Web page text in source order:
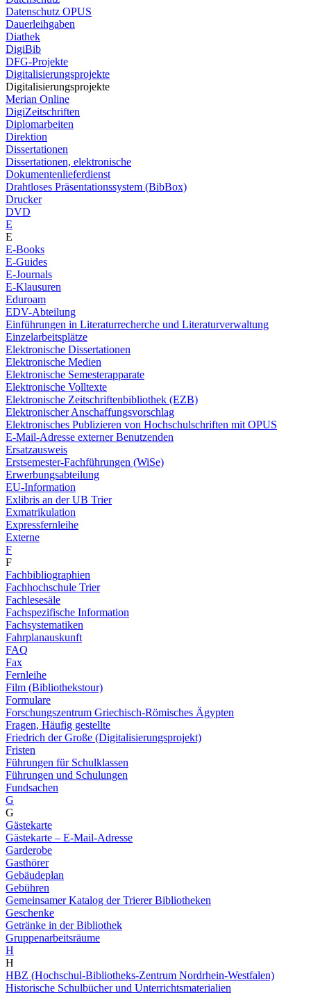
Datenschutz OPUS
Dauerleihgaben
Diathek
DigiBib
DFG-Projekte
Digitalisierungsprojekte
Digitalisierungsprojekte
Merian Online
DigiZeitschriften
Diplomarbeiten
Direktion
Dissertationen
Dissertationen, elektronische
Dokumentenlieferdienst
Drahtloses Präsentationssystem (BibBox)
Drucker
DVD
E
E
E-Books
E-Guides
E-Journals
E-Klausuren
Eduroam
EDV-Abteilung
Einführungen in Literaturrecherche und Literaturverwaltung
Einzelarbeitsplätze
Elektronische Dissertationen
Elektronische Medien
Elektronische Semesterapparate
Elektronische Volltexte
Elektronische Zeitschriftenbibliothek (EZB)
Elektronischer Anschaffungsvorschlag
Elektronisches Publizieren von Hochschulschriften mit OPUS
E-Mail-Adresse externer Benutzenden
Ersatzausweis
Erstsemester-Fachführungen (WiSe)
Erwerbungsabteilung
EU-Information
Exlibris an der UB Trier
Exmatrikulation
Expressfernleihe
Externe
F
F
Fachbibliographien
Fachhochschule Trier
Fachlesesäle
Fachspezifische Information
Fachsystematiken
Fahrplanauskunft
FAQ
Fax
Fernleihe
Film (Bibliothekstour)
Formulare
Forschungszentrum Griechisch-Römisches Ägypten
Fragen, Häufig gestellte
Friedrich der Große (Digitalisierungsprojekt)
Fristen
Führungen für Schulklassen
Führungen und Schulungen
Fundsachen
G
G
Gästekarte
Gästekarte – E-Mail-Adresse
Garderobe
Gasthörer
Gebäudeplan
Gebühren
Gemeinsamer Katalog der Trierer Bibliotheken
Geschenke
Getränke in der Bibliothek
Gruppenarbeitsräume
H
H
HBZ (Hochschul-Bibliotheks-Zentrum Nordrhein-Westfalen)
Historische Schulbücher und Unterrichtsmaterialien